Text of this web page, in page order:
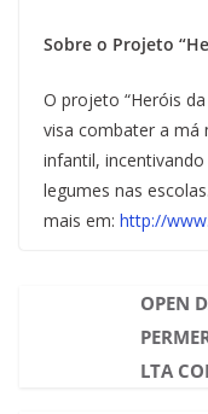
Sobre o Projeto
O projeto “Heróis
visa combater a má
infantil,
legumes nas
mais em: http://
OPEN
LTA